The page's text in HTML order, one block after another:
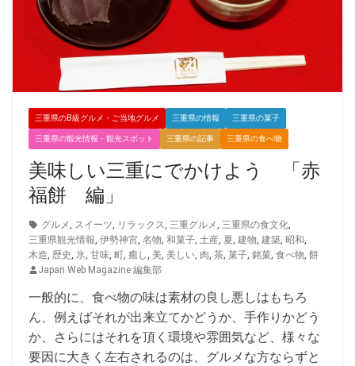
三重県のB級グルメ・ご当地グルメ 三重県の情報 三重県の菓子
三重県の観光情報・観光スポット 三重県の記事 三重県の食べ物
美味しい三重にでかけよう 「赤
福餅 編」
グルメ スイーツ リラックス 三重グルメ 三重県の食文化
三重県観光情報 伊勢神宮 名物 和菓子 土産 夏 建物 建築 昭和
木造 歴史 氷 甘味 町 癒し 美 美しい 肉 茶 菓子 銘菓 食べ物 餅
Japan Web Magazine 編集部
一般的に、食べ物の味は素材の良し悪しはもちろ
ん、例えばそれが出来立てかどうか、手作りかどう
か、さらにはそれを頂く環境や雰囲気など、様々な
要因に大きく左右されるのは、グルメな方ならずと